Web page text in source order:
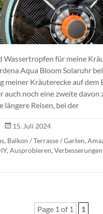
Wassertropfen für meine
Aqua Bloom Solaruhr
meiner Kräuterecke auf dem
auch noch eine zweite davon
längere Reisen, bei der
15. Juli 2024
, Balkon / Terrasse / Garten,
Ausprobieren, Verbesserungen
Page 1 of 1 1